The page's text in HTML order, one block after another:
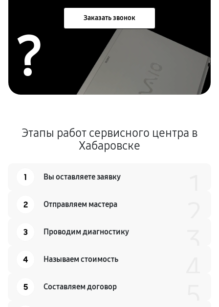
Заказать звонок
?
Этапы работ сервисного центра в
Хабаровске
1 Вы оставляете заявку
2 Отправляем мастера
3 Проводим диагностику
4 Называем стоимость
5 Составляем договор